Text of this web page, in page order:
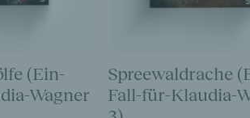
(Ein-
Wagner
Spreewaldrache
Fall-für-Klaudia-